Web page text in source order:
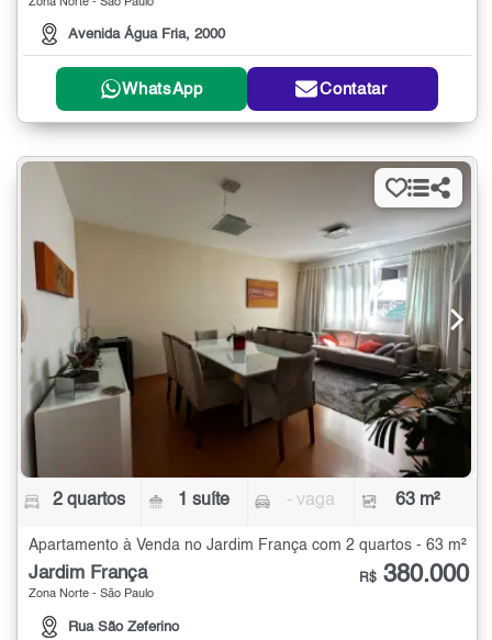
Zona Norte - São Paulo
Avenida Água Fria, 2000
WhatsApp Contatar
2 quartos 1 suíte - vaga 63 m²
Apartamento à Venda no Jardim França com 2 quartos - 63 m²
Jardim França
Zona Norte - São Paulo
Rua São Zeferino
R$ 380.000